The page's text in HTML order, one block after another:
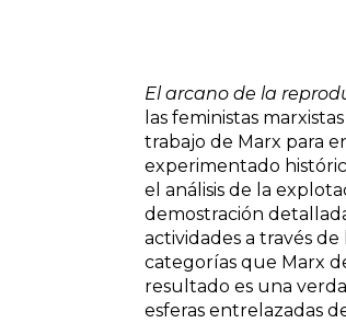
El arcano de la
las feministas
trabajo de Marx para
experimentado
el análisis de la
demostración
actividades a través
categorías que Marx
resultado es una
esferas entrelazadas